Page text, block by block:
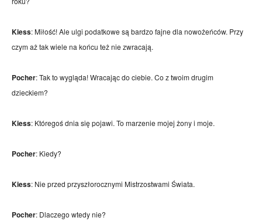
Kiess: Miłość! Ale ulgi podatkowe są bardzo fajne dla nowożeńców. Przy
czym aż tak wiele na końcu też nie zwracają.
Pocher: Tak to wygląda! Wracając do ciebie. Co z twoim drugim
dzieckiem?
Kiess: Któregoś dnia się pojawi. To marzenie mojej żony i moje.
Pocher: Kiedy?
Kiess: Nie przed przyszłorocznymi Mistrzostwami Świata.
Pocher: Dlaczego wtedy nie?